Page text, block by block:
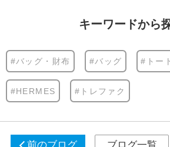
キーワードから
#バッグ・財布 #バッグ #トー
#HERMES #トレファク